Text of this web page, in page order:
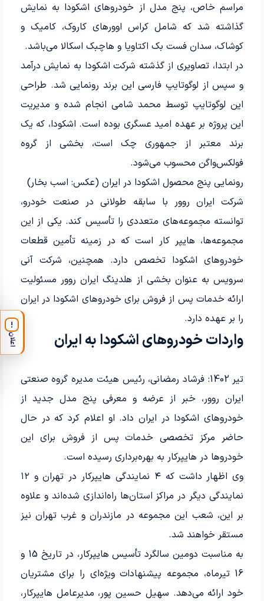
مراسم خاص، پنج مدل از خودروهای اشکودا به نمایش
گذاشته شد که شامل کراس اوورهای کاروک، کامیک و
کوشاک، سدان فست بک اکتاویا و هاچبک اسکالا می‌باشد.
در ابتدا، تصاویری از گذشته شرکت اشکودا به نمایش درآمد
و سپس از لوگوتایپ فارسی این برند رونمایی شد. طراحی
این لوگوتایپ توسط محمد شامی انجام شده و مدیریت
این پروژه بر عهده امید عسگری بوده است. اشکودا، که یک
برند معتبر از جمهوری چک است، بخشی از گروه
فولکس‌واگن محسوب می‌شود.
رونمایی پنج محصول اشکودا در ایران (عکس: اسب بخار)
شرکت ایران روور با سابقه طولانی در صنعت خودرو،
توانسته مجموعه‌های متعددی را تأسیس کند. یکی از این
مجموعه‌ها، هایپر کار است که در زمینه تأمین قطعات
خودروهای اشکودا تخصص دارد. همچنین، شرکت آنی
سرویس به عنوان بخشی از هلدینگ ایران روور مسئولیت
ارائه خدمات پس از فروش برای خودروهای اشکودا در ایران
را بر عهده دارد.
واردات خودروهای اشکودا به ایران
تیر 1402: فرشاد رمضانی، رئیس هیئت مدیره گروه صنعتی
ایران روور، خبر از عرضه و معرفی پنج مدل جدید از
خودروهای اشکودا در ایران داد. او اعلام کرد که در حال
حاضر مرکز تخصصی خدمات پس از فروش برای این
خودروها در هایپرکار به بهره‌برداری رسیده است.
وی اظهار داشت که ۴ نمایندگی هایپرکار در تهران و ۱۲
نمایندگی دیگر در مراکز استان‌ها راه‌اندازی شده‌اند و علاوه
بر این، شعب این مجموعه در مازندران و غرب تهران نیز
مستقر خواهند شد.
به مناسبت دومین سالگرد تأسیس هایپرکار، در تاریخ 15 و
16 تیرماه، مجموعه پیشنهادات ویژه‌ای را برای مشتریان
خود ارائه می‌دهد. سهیل حسین پور، مدیرعامل هایپرکار،
!
اعلان